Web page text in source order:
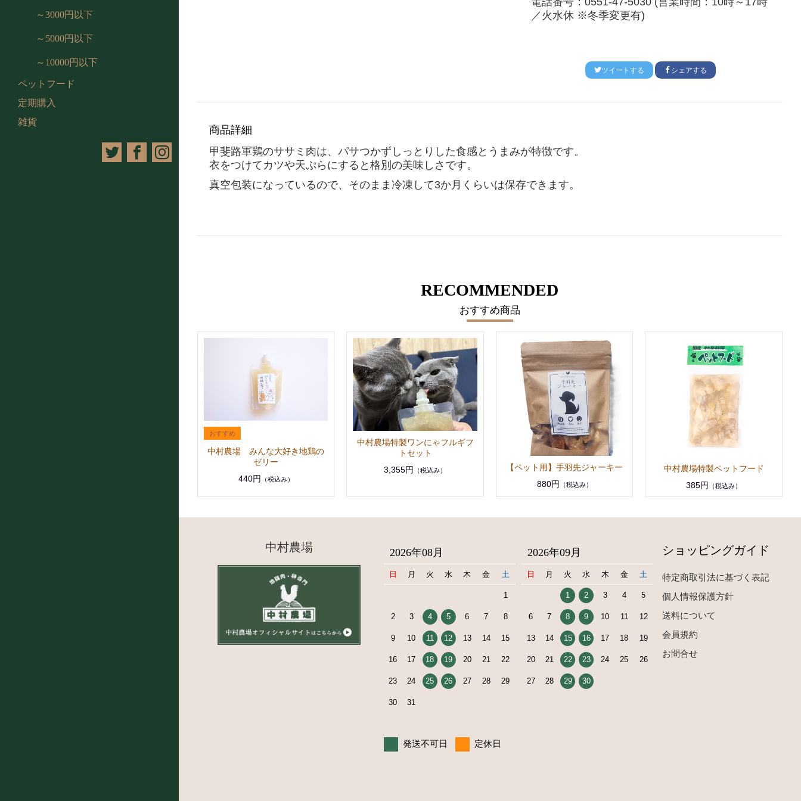
～3000円以下
～5000円以下
～10000円以下
ペットフード
定期購入
雑貨
／火水休 ※冬季変更有)
ツイートする シェアする
商品詳細
甲斐路軍鶏のササミ肉は、パサつかずしっとりした食感とうまみが特徴です。
衣をつけてカツや天ぷらにすると格別の美味しさです。
真空包装になっているので、そのまま冷凍して3か月くらいは保存できます。
RECOMMENDED
おすすめ商品
中村農場 みんな大好き地鶏の
ゼリー
440円
（税込み）
中村農場特製ワンにゃフルギフ
トセット
3,355円
（税込み）
【ペット用】手羽先ジャーキー
880円
（税込み）
中村農場特製ペットフード
385円
（税込み）
中村農場 2026年08月
日 月 火 水 木 金 土
1
2 3 4 5 6 7 8
9 10 11 12 13 14 15
16 17 18 19 20 21 22
23 24 25 26 27 28 29
30 31
2026年09月
日 月 火 水 木 金 土
1 2 3 4 5
6 7 8 9 10 11 12
13 14 15 16 17 18 19
20 21 22 23 24 25 26
27 28 29 30
発送不可日 定休日
ショッピングガイド
特定商取引法に基づく表記
個人情報保護方針
送料について
会員規約
お問合せ